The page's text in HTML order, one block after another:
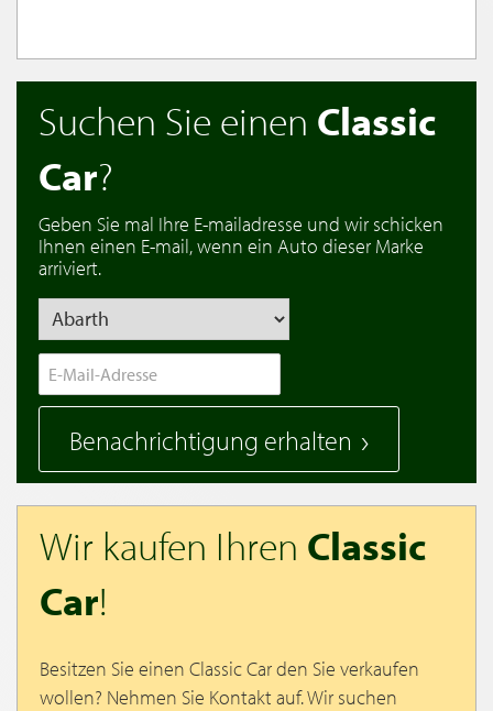
Suchen Sie einen Classic
Car?
Geben Sie mal Ihre E-mailadresse und wir schicken
Ihnen einen E-mail, wenn ein Auto dieser Marke
arriviert.
Benachrichtigung erhalten
Wir kaufen Ihren Classic
Car!
Besitzen Sie einen Classic Car den Sie verkaufen
wollen? Nehmen Sie Kontakt auf. Wir suchen